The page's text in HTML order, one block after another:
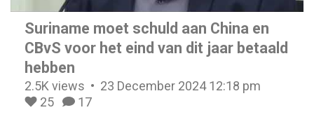
Suriname moet schuld aan China en
CBvS voor het eind van dit jaar betaald
hebben
2.5K views
23 December 2024 12:18 pm
25
17